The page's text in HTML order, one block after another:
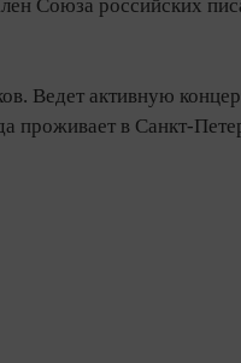
Союза российских
Ведет активную
в Санкт-